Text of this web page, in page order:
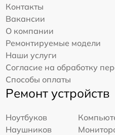
Контакты
Вакансии
О компании
Ремонтируемые модели
Наши услуги
Согласие на обработку
Способы оплаты
Ремонт устройств
Ноутбуков
Наушников